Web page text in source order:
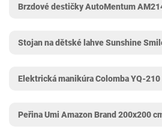
Brzdové destičky AutoMentum
Stojan na dětské lahve Sunshine
Elektrická manikúra Colomba YQ-210
Peřina Umi Amazon Brand 200x200